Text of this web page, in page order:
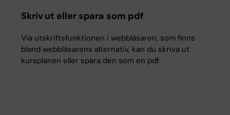
Skriv ut eller spara som pdf
Via utskriftsfunktionen i webbläsaren, som finns
bland webbläsarens alternativ, kan du skriva ut
kursplanen eller spara den som en pdf.